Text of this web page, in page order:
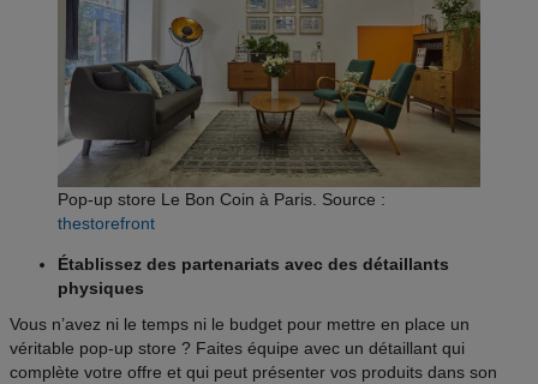
Pop-up store Le Bon Coin à Paris. Source :
thestorefront
Établissez des partenariats avec des détaillants
physiques
Vous n’avez ni le temps ni le budget pour mettre en place un
véritable pop-up store ? Faites équipe avec un détaillant qui
complète votre offre et qui peut présenter vos produits dans son